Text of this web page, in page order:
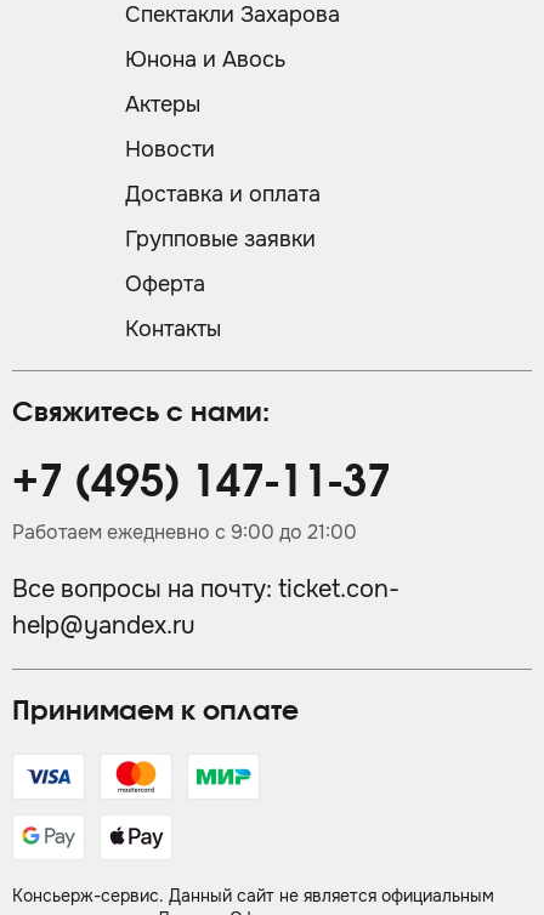
Принимаем к оплате
Консьерж-сервис. Данный сайт не является официальным
Свяжитесь с нами:
+7 (495) 147-11-37
Работаем ежедневно с 9:00 до 21:00
Все вопросы на почту: ticket.con-
help@yandex.ru
Спектакли Захарова
Юнона и Авось
Актеры
Новости
Доставка и оплата
Групповые заявки
Оферта
Контакты